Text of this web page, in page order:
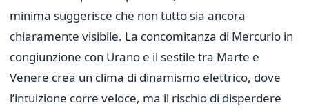
minima suggerisce che non tutto sia ancora
chiaramente visibile. La concomitanza di Mercurio in
congiunzione con Urano e il sestile tra Marte e
Venere crea un clima di dinamismo elettrico, dove
l’intuizione corre veloce, ma il rischio di disperdere